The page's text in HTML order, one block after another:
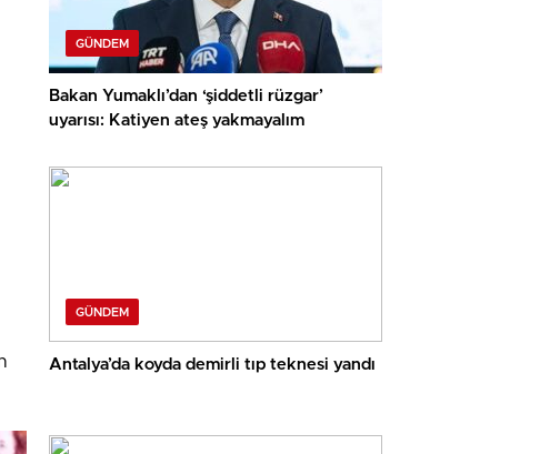
GÜNDEM
Bakan Yumaklı’dan ‘şiddetli rüzgar’
uyarısı: Katiyen ateş yakmayalım
GÜNDEM
Antalya’da koyda demirli tıp teknesi yandı